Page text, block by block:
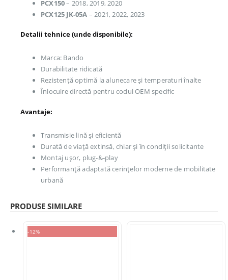
PCX150– 2018, 2019, 2020
PCX125 JK-05A – 2021, 2022, 2023
Detalii tehnice (unde disponibile):
Marca: Bando
Durabilitate ridicată
Rezistență optimă la alunecare și temperaturi înalte
Înlocuire directă pentru codul OEM specific
Avantaje:
Transmisie lină și eficientă
Durată de viață extinsă, chiar și în condiții solicitante
Montaj ușor, plug-&-play
Performanță adaptată cerințelor moderne de mobilitate
urbană
PRODUSE SIMILARE
-12%